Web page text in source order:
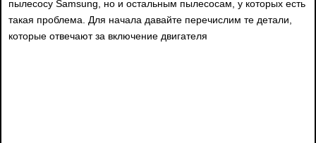
пылесосу Samsung, но и остальным пылесосам, у которых есть
такая проблема. Для начала давайте перечислим те детали,
которые отвечают за включение двигателя